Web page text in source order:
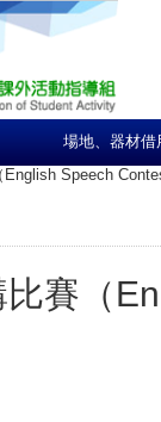
場地、器材借
Speech
賽（